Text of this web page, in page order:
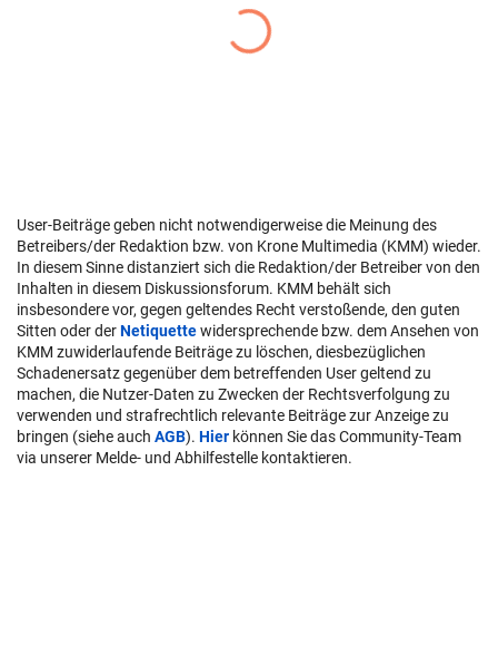
User-Beiträge geben nicht notwendigerweise die Meinung des
Betreibers/der Redaktion bzw. von Krone Multimedia (KMM) wieder.
In diesem Sinne distanziert sich die Redaktion/der Betreiber von den
Inhalten in diesem Diskussionsforum. KMM behält sich
insbesondere vor, gegen geltendes Recht verstoßende, den guten
Sitten oder derNetiquettewidersprechende bzw. dem Ansehen von
KMM zuwiderlaufende Beiträge zu löschen, diesbezüglichen
Schadenersatz gegenüber dem betreffenden User geltend zu
machen, die Nutzer-Daten zu Zwecken der Rechtsverfolgung zu
verwenden und strafrechtlich relevante Beiträge zur Anzeige zu
bringen (siehe auch AGB). Hier können Sie das Community-Team
via unserer Melde- und Abhilfestelle kontaktieren.